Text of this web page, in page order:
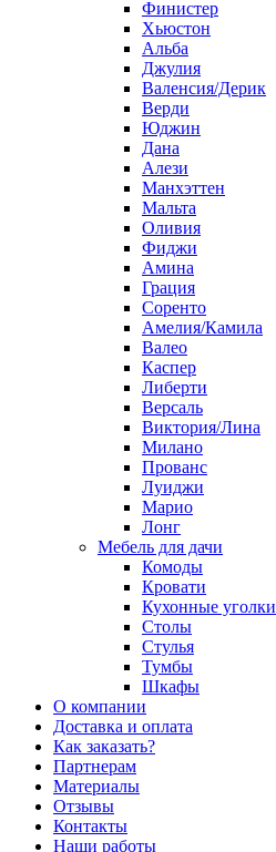
Финистер
Хьюстон
Альба
Джулия
Валенсия/Дерик
Верди
Юджин
Дана
Алези
Манхэттен
Мальта
Оливия
Фиджи
Амина
Грация
Соренто
Амелия/Камила
Валео
Каспер
Либерти
Версаль
Виктория/Лина
Милано
Прованс
Луиджи
Марио
Лонг
Мебель для дачи
Комоды
Кровати
Кухонные уголки
Столы
Стулья
Тумбы
Шкафы
О компании
Доставка и оплата
Как заказать?
Партнерам
Материалы
Отзывы
Контакты
Наши работы